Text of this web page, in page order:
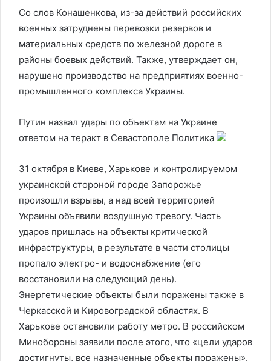
Со слов Конашенкова, из-за действий российских
военных затруднены перевозки резервов и
материальных средств по железной дороге в
районы боевых действий. Также, утверждает он,
нарушено производство на предприятиях военно-
промышленного комплекса Украины.
Путин назвал удары по объектам на Украине
ответом на теракт в Севастополе Политика
31 октября в Киеве, Харькове и контролируемом
украинской стороной городе Запорожье
произошли взрывы, а над всей территорией
Украины объявили воздушную тревогу. Часть
ударов пришлась на объекты критической
инфраструктуры, в результате в части столицы
пропало электро- и водоснабжение (его
восстановили на следующий день).
Энергетические объекты были поражены также в
Черкасской и Кировоградской областях. В
Харькове остановили работу метро. В российском
Минобороны заявили после этого, что «цели ударов
достигнуты, все назначенные объекты поражены».